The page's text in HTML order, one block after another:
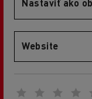
Nastaviť ako
Website